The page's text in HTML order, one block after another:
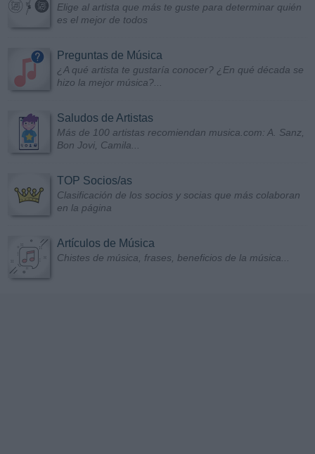
Elige al artista que más te guste para determinar quién
es el mejor de todos
Preguntas de Música
¿A qué artista te gustaría conocer? ¿En qué década se
hizo la mejor música?...
Saludos de Artistas
Más de 100 artistas recomiendan musica.com: A. Sanz,
Bon Jovi, Camila...
TOP Socios/as
Clasificación de los socios y socias que más colaboran
en la página
Artículos de Música
Chistes de música, frases, beneficios de la música...